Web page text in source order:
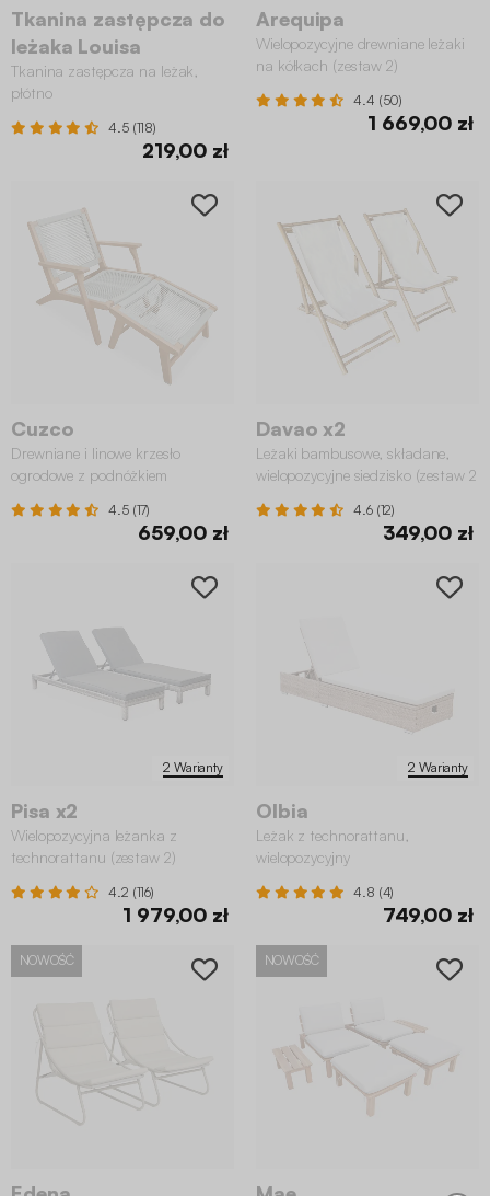
Tkanina zastępcza do
leżaka Louisa
Tkanina zastępcza na leżak,
płótno
4.5 (118)
219,00 zł
Arequipa
Wielopozycyjne drewniane leżaki
na kółkach (zestaw 2)
4.4 (50)
1 669,00 zł
Cuzco
Drewniane i linowe krzesło
ogrodowe z podnóżkiem
4.5 (17)
659,00 zł
Davao x2
Leżaki bambusowe, składane,
wielopozycyjne siedzisko (zestaw 2
4.6 (12)
349,00 zł
2 Warianty
Pisa x2
Wielopozycyjna leżanka z
technorattanu (zestaw 2)
4.2 (116)
1 979,00 zł
2 Warianty
Olbia
Leżak z technorattanu,
wielopozycyjny
4.8 (4)
749,00 zł
NOWOŚĆ NOWOŚĆ